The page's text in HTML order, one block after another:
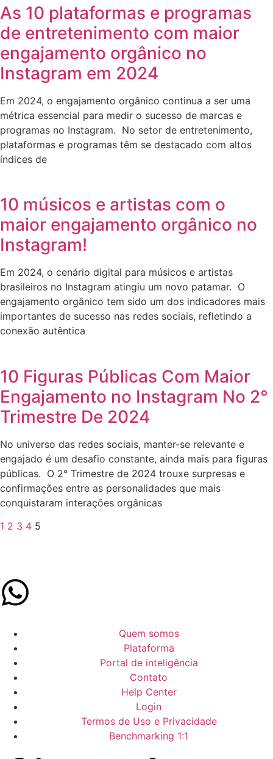
As 10 plataformas e programas
de entretenimento com maior
engajamento orgânico no
Instagram em 2024
Em 2024, o engajamento orgânico continua a ser uma
métrica essencial para medir o sucesso de marcas e
programas no Instagram. No setor de entretenimento,
plataformas e programas têm se destacado com altos
índices de
10 músicos e artistas com o
maior engajamento orgânico no
Instagram!
Em 2024, o cenário digital para músicos e artistas
brasileiros no Instagram atingiu um novo patamar. O
engajamento orgânico tem sido um dos indicadores mais
importantes de sucesso nas redes sociais, refletindo a
conexão autêntica
10 Figuras Públicas Com Maior
Engajamento no Instagram No 2°
Trimestre De 2024
No universo das redes sociais, manter-se relevante e
engajado é um desafio constante, ainda mais para figuras
públicas. O 2° Trimestre de 2024 trouxe surpresas e
confirmações entre as personalidades que mais
conquistaram interações orgânicas
1 2 3 4 5
Quem somos
Plataforma
Portal de inteligência
Contato
Help Center
Login
Termos de Uso e Privacidade
Benchmarking 1:1